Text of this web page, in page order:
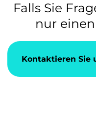
Falls Sie
nur
Kontaktieren Sie